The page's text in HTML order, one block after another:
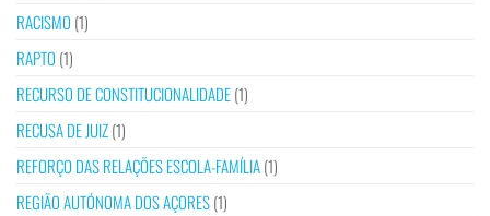
RACISMO (1)
RAPTO (1)
RECURSO DE CONSTITUCIONALIDADE(1)
RECUSA DE JUIZ(1)
REFORÇO DAS RELAÇÕES ESCOLA-FAMÍLIA(1)
REGIÃO AUTÓNOMA DOS AÇORES(1)